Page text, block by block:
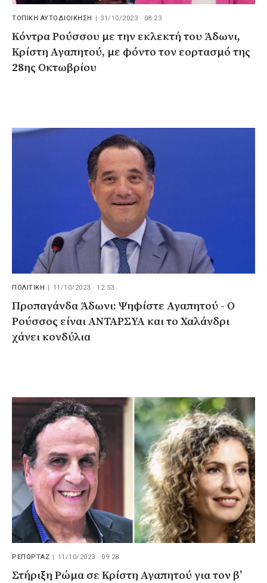
ΤΟΠΙΚΗ ΑΥΤΟΔΙΟΙΚΗΣΗ | 31/10/2023 · 08:23
Κόντρα Ρούσσου με την εκλεκτή του Άδωνι,
Κρίστη Αγαπητού, με φόντο τον εορτασμό της
28ης Οκτωβρίου
ΠΟΛΙΤΙΚΗ | 11/10/2023 · 12:53
Προπαγάνδα Άδωνι: Ψηφίστε Αγαπητού - Ο
Ρούσσος είναι ΑΝΤΑΡΣΥΑ και το Χαλάνδρι
χάνει κονδύλια
ΡΕΠΟΡΤΑΖ | 11/10/2023 · 09:28
Στήριξη Ρώμα σε Κρίστη Αγαπητού για τον β’